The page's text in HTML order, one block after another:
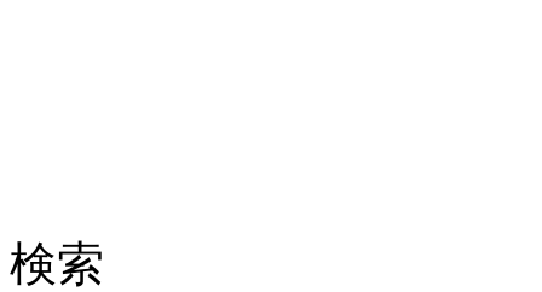
検索